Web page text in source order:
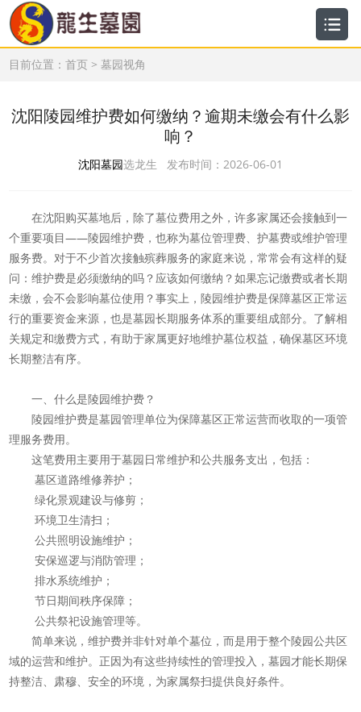
目前位置：首页 >墓园视角
沈阳陵园维护费如何缴纳？逾期未缴会有什么影
响？
沈阳墓园选龙生 发布时间：2026-06-01
在沈阳购买墓地后，除了墓位费用之外，许多家属还会接触到一
个重要项目——陵园维护费，也称为墓位管理费、护墓费或维护管理
服务费。对于不少首次接触殡葬服务的家庭来说，常常会有这样的疑
问：维护费是必须缴纳的吗？应该如何缴纳？如果忘记缴费或者长期
未缴，会不会影响墓位使用？事实上，陵园维护费是保障墓区正常运
行的重要资金来源，也是墓园长期服务体系的重要组成部分。了解相
关规定和缴费方式，有助于家属更好地维护墓位权益，确保墓区环境
长期整洁有序。
一、什么是陵园维护费？
陵园维护费是墓园管理单位为保障墓区正常运营而收取的一项管
理服务费用。
这笔费用主要用于墓园日常维护和公共服务支出，包括：
墓区道路维修养护；
绿化景观建设与修剪；
环境卫生清扫；
公共照明设施维护；
安保巡逻与消防管理；
排水系统维护；
节日期间秩序保障；
公共祭祀设施管理等。
简单来说，维护费并非针对单个墓位，而是用于整个陵园公共区
域的运营和维护。正因为有这些持续性的管理投入，墓园才能长期保
持整洁、肃穆、安全的环境，为家属祭扫提供良好条件。